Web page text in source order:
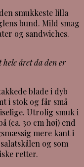
smukkeste lilla
bund. Mild smag
og sandwiches.
året da den er
blade i dyb
i stok og får små
Utrolig smuk i
(ca. 30 cm høj) end
mere kant i
og som
retter.